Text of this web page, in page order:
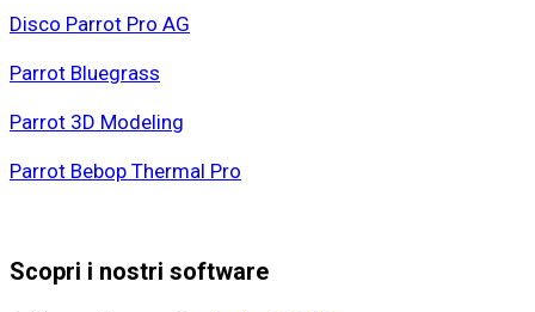
Disco Parrot Pro AG
Parrot Bluegrass
Parrot 3D Modeling
Parrot Bebop Thermal Pro
Scopri i nostri software